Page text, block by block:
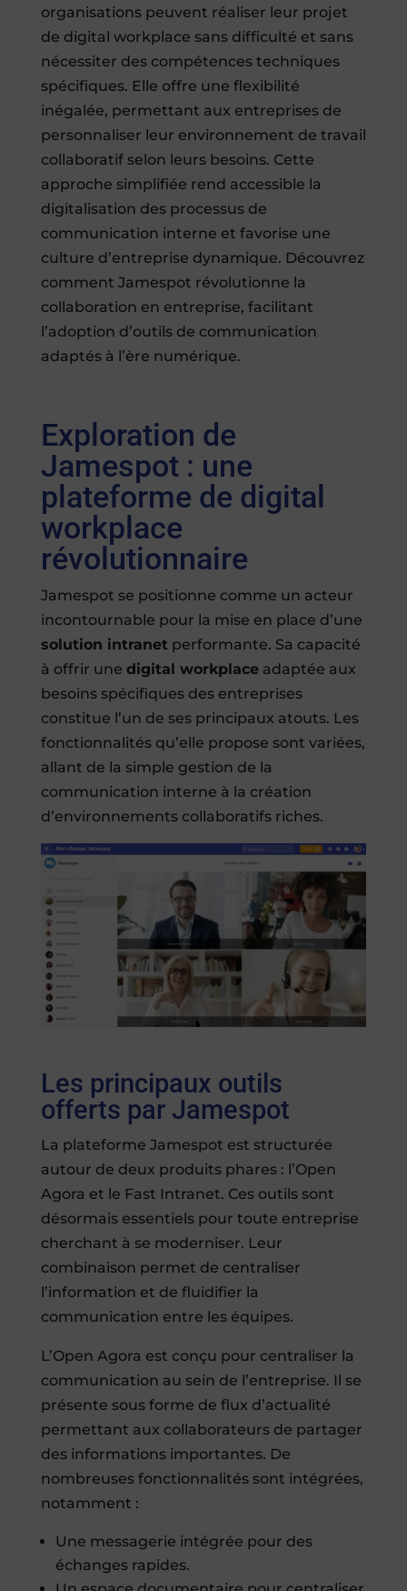
organisations peuvent réaliser leur projet
de digital workplace sans difficulté et sans
nécessiter des compétences techniques
spécifiques. Elle offre une flexibilité
inégalée, permettant aux entreprises de
personnaliser leur environnement de travail
collaboratif selon leurs besoins. Cette
approche simplifiée rend accessible la
digitalisation des processus de
communication interne et favorise une
culture d’entreprise dynamique. Découvrez
comment Jamespot révolutionne la
collaboration en entreprise, facilitant
l’adoption d’outils de communication
adaptés à l’ère numérique.
Exploration de
Jamespot : une
plateforme de digital
workplace
révolutionnaire
Jamespot se positionne comme un acteur
incontournable pour la mise en place d’une
solution intranetperformante. Sa capacité
à offrir une digital workplaceadaptée aux
besoins spécifiques des entreprises
constitue l’un de ses principaux atouts. Les
fonctionnalités qu’elle propose sont variées,
allant de la simple gestion de la
communication interne à la création
d’environnements collaboratifs riches.
Les principaux outils
offerts par Jamespot
La plateforme Jamespot est structurée
autour de deux produits phares : l’Open
Agora et le Fast Intranet. Ces outils sont
désormais essentiels pour toute entreprise
cherchant à se moderniser. Leur
combinaison permet de centraliser
l’information et de fluidifier la
communication entre les équipes.
L’Open Agora est conçu pour centraliser la
communication au sein de l’entreprise. Il se
présente sous forme de flux d’actualité
permettant aux collaborateurs de partager
des informations importantes. De
nombreuses fonctionnalités sont intégrées,
notamment :
Une messagerie intégrée pour des
échanges rapides.